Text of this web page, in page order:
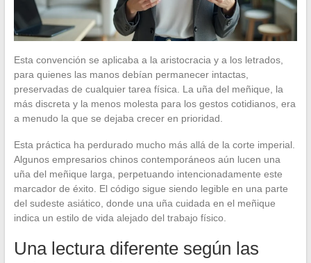
Esta convención se aplicaba a la aristocracia y a los letrados,
para quienes las manos debían permanecer intactas,
preservadas de cualquier tarea física. La uña del meñique, la
más discreta y la menos molesta para los gestos cotidianos, era
a menudo la que se dejaba crecer en prioridad.
Esta práctica ha perdurado mucho más allá de la corte imperial.
Algunos empresarios chinos contemporáneos aún lucen una
uña del meñique larga, perpetuando intencionadamente este
marcador de éxito. El código sigue siendo legible en una parte
del sudeste asiático, donde una uña cuidada en el meñique
indica un estilo de vida alejado del trabajo físico.
Una lectura diferente según las